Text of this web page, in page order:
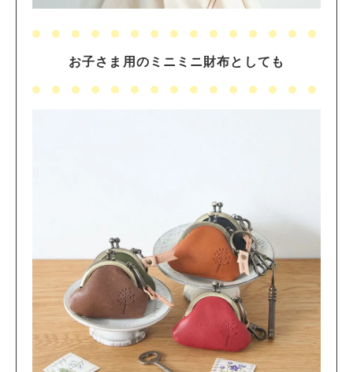
お子さま用のミニミニ財布としても